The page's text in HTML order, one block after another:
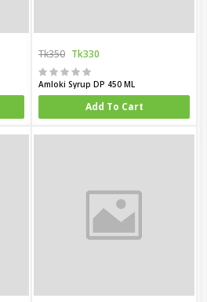
Tk350 Tk330
Amloki Syrup DP 450 ML
Add To Cart